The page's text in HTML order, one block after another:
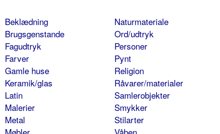
Beklædning
Brugsgenstande
Fagudtryk
Farver
Gamle huse
Keramik/glas
Latin
Malerier
Metal
Naturmateriale
Ord/udtryk
Personer
Pynt
Religion
Råvarer/materialer
Samlerobjekter
Smykker
Stilarter